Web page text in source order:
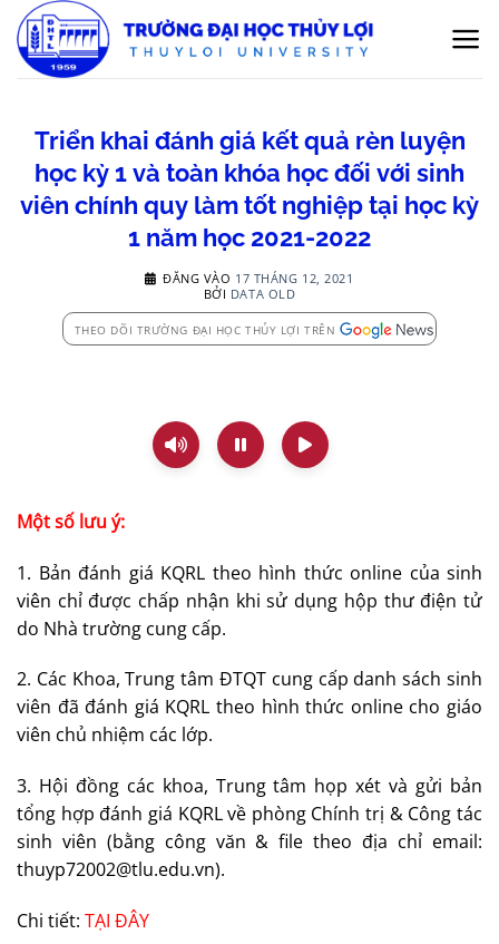
qua
nội
Triển khai đánh giá kết quả rèn luyện
học kỳ 1 và toàn khóa học đối với sinh
viên chính quy làm tốt nghiệp tại học kỳ
1 năm học 2021-2022
ĐĂNG VÀO 17 THÁNG 12, 2021
BỞI DATA OLD
THEO DÕI TRƯỜNG ĐẠI HỌC THỦY LỢI TRÊN
Một số lưu ý:
1. Bản đánh giá KQRL theo hình thức online của sinh
viên chỉ được chấp nhận khi sử dụng hộp thư điện tử
do Nhà trường cung cấp.
2. Các Khoa, Trung tâm ĐTQT cung cấp danh sách sinh
viên đã đánh giá KQRL theo hình thức online cho giáo
viên chủ nhiệm các lớp.
3. Hội đồng các khoa, Trung tâm họp xét và gửi bản
tổng hợp đánh giá KQRL về phòng Chính trị & Công tác
sinh viên (bằng công văn & file theo địa chỉ email:
thuyp72002@tlu.edu.vn).
Chi tiết: TẠI ĐÂY